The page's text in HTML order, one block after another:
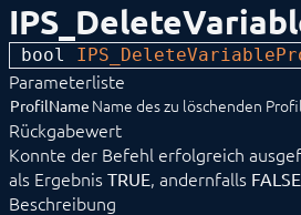
Kategorieverwaltung
Linkverwaltung
Medienverwaltung
Modulverwaltung
Objektverwaltung
Programminformationen
Skriptverwaltung
Variablenverwaltung
IPS_CreateVariable
bool
Parameterliste
ProfilName Name des zu löschenden
Rückgabewert
Konnte der Befehl erfolgreich
als Ergebnis TRUE, andernfalls FALSE
Beschreibung